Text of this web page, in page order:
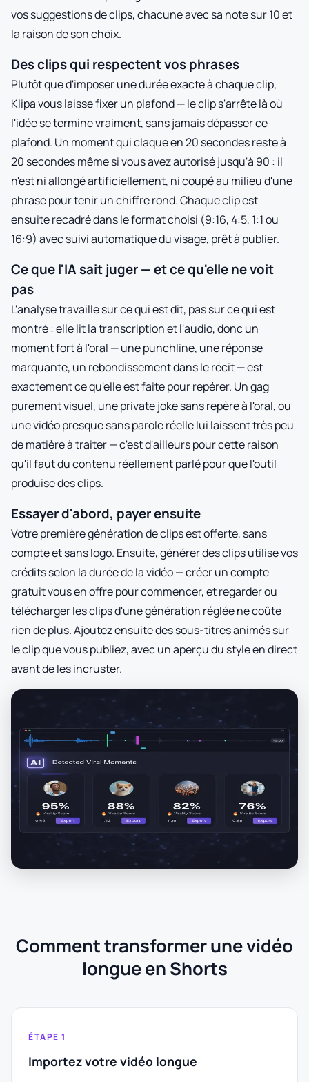
vos suggestions de clips, chacune avec sa note sur 10 et
la raison de son choix.
Des clips qui respectent vos phrases
Plutôt que d'imposer une durée exacte à chaque clip,
Klipa vous laisse fixer un plafond — le clip s'arrête là où
l'idée se termine vraiment, sans jamais dépasser ce
plafond. Un moment qui claque en 20 secondes reste à
20 secondes même si vous avez autorisé jusqu'à 90 : il
n'est ni allongé artificiellement, ni coupé au milieu d'une
phrase pour tenir un chiffre rond. Chaque clip est
ensuite recadré dans le format choisi (9:16, 4:5, 1:1 ou
16:9) avec suivi automatique du visage, prêt à publier.
Ce que l'IA sait juger — et ce qu'elle ne voit
pas
L'analyse travaille sur ce qui est dit, pas sur ce qui est
montré : elle lit la transcription et l'audio, donc un
moment fort à l'oral — une punchline, une réponse
marquante, un rebondissement dans le récit — est
exactement ce qu'elle est faite pour repérer. Un gag
purement visuel, une private joke sans repère à l'oral, ou
une vidéo presque sans parole réelle lui laissent très peu
de matière à traiter — c'est d'ailleurs pour cette raison
qu'il faut du contenu réellement parlé pour que l'outil
produise des clips.
Essayer d'abord, payer ensuite
Votre première génération de clips est offerte, sans
compte et sans logo. Ensuite, générer des clips utilise vos
crédits selon la durée de la vidéo — créer un compte
gratuit vous en offre pour commencer, et regarder ou
télécharger les clips d'une génération réglée ne coûte
rien de plus. Ajoutez ensuite des sous-titres animés sur
le clip que vous publiez, avec un aperçu du style en direct
avant de les incruster.
Comment transformer une vidéo
longue en Shorts
ÉTAPE 1
Importez votre vidéo longue